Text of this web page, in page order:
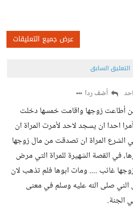
عرض جميع التعليقات
التعليق السابق
أضف ردا
أطاعت زوجها واقامت خمسها دخلت
احدا ان يسجد لاحد لأمرت المراة ان
الشرع المراة ان تصدقت من مال زوجها
في القصة الشهيرة للمراة التي مرض
غائب .... ومات ابوها فلم تذهب لان
الني صلى الله عليه وسلم في معنى
الجنة.